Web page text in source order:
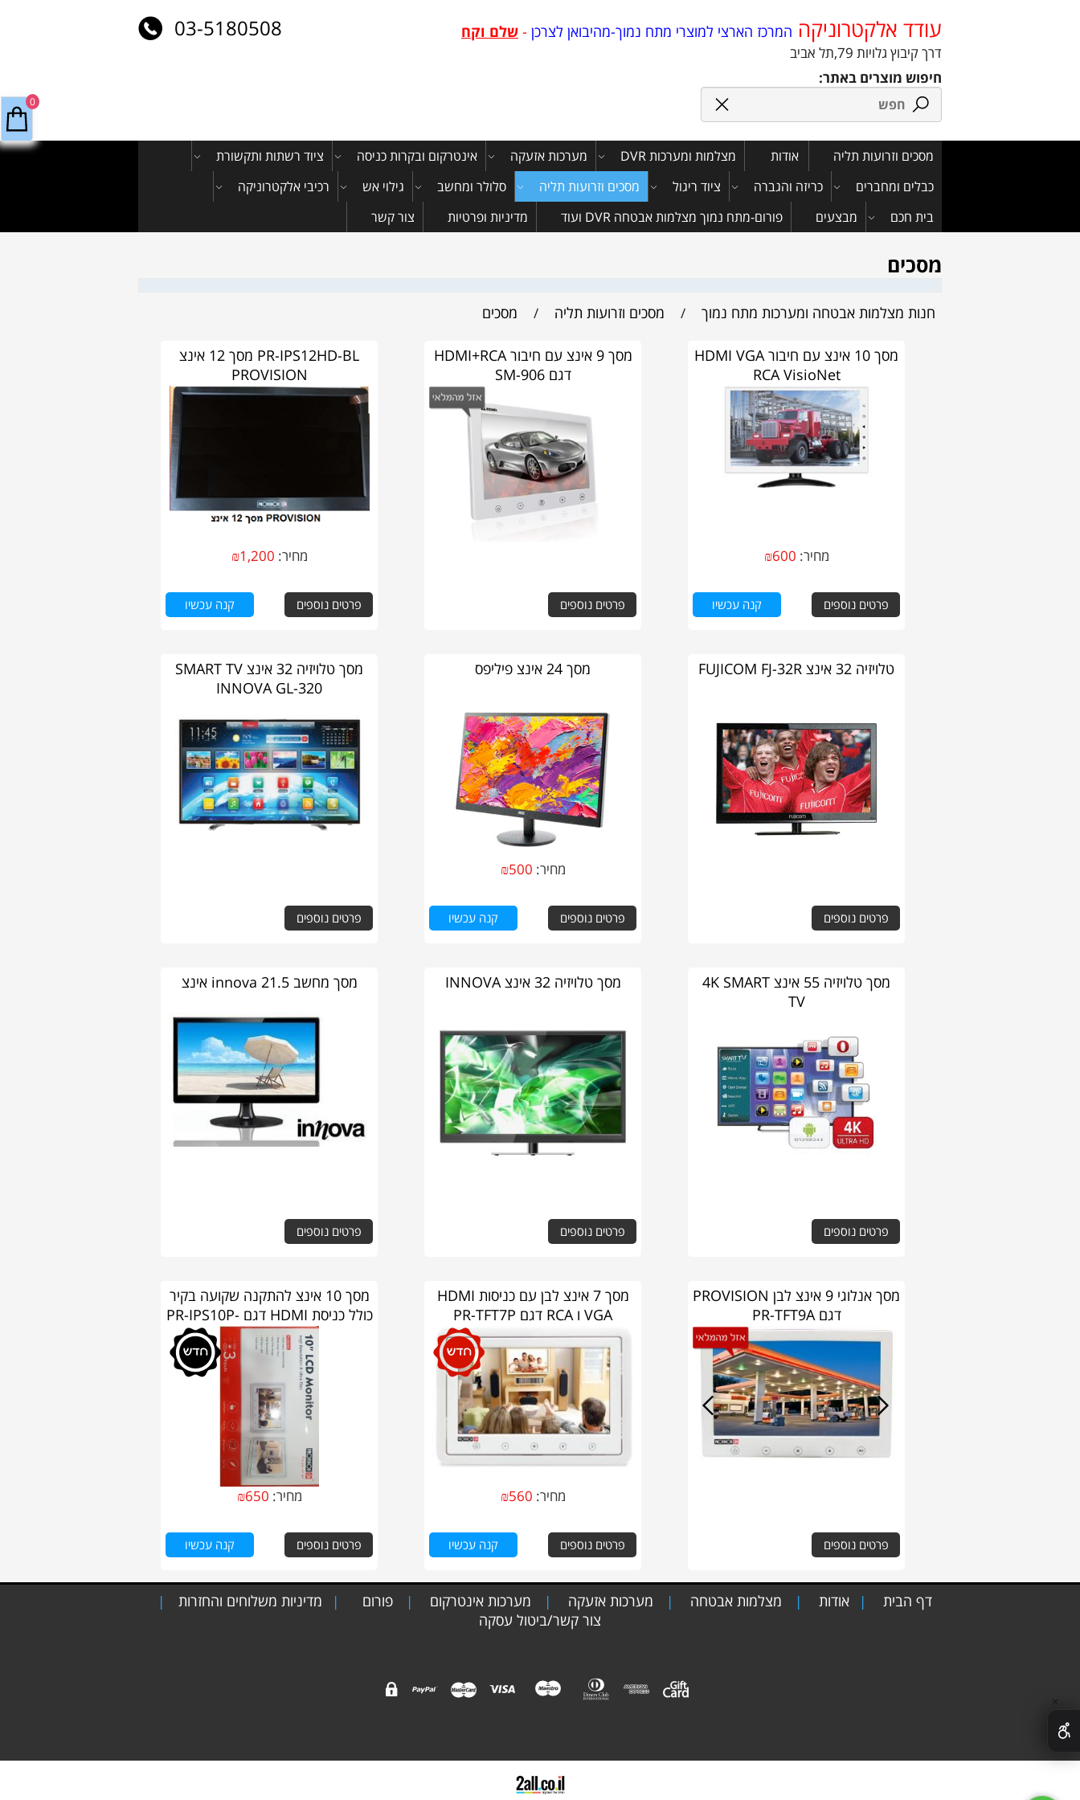
עודד אלקטרוניקה המרכז הארצי למוצרי מתח נמוך-מהיבואן לצרכן - שלם וקח
דרך קיבוץ גלויות 79,תל אביב
03-5180508
חיפוש מוצרים באתר:
מסכים וזרועות תליה אודות מצלמות ומערכות DVR מערכות אזעקה אינטרקום ובקרות כניסה
ציוד רשתות ותקשורת
כבלים ומחברים
כריזה והגברה ציוד ריגול מסכים וזרועות תליה סלולר ומחשב גילוי אש
רכיבי אלקטרוניקה
בית חכם
מבצעים פורום-מתח נמוך מצלמות אבטחה DVR ועוד מדיניות ופרטיות צור קשר
מסכים
חנות מצלמות אבטחה ומערכות מתח נמוך / מסכים וזרועות תליה / מסכים
0
מסך 10 אינצ עם חיבור HDMI VGA
RCA VisioNet
מחיר: ₪600
פרטים נוספים קנה עכשיו
מסך 9 אינצ עם חיבור HDMI+RCA
דגם SM-906
פרטים נוספים
PR-IPS12HD-BL מסך 12 אינצ
PROVISION
מחיר: ₪1,200
פרטים נוספים קנה עכשיו
טלויזיה 32 אינצ FUJICOM FJ-32R
פרטים נוספים
מסך 24 אינצ פיליפס
מחיר: ₪500
פרטים נוספים קנה עכשיו
מסך טלויזיה 32 אינצ SMART TV
INNOVA GL-320
פרטים נוספים
מסך טלויזיה 55 אינצ 4K SMART
TV
פרטים נוספים
מסך טלויזיה 32 אינצ INNOVA
פרטים נוספים
מסך מחשב innova 21.5 אינצ
פרטים נוספים
מסך אנלוגי 9 אינצ לבן PROVISION
דגם PR-TFT9A
פרטים נוספים
מסך 7 אינצ לבן עם כניסות HDMI
VGA ו RCA דגם PR-TFT7P
מחיר: ₪560
פרטים נוספים קנה עכשיו
מסך 10 אינצ להתקנה שקועה בקיר
כולל כניסת HDMI דגם PR-IPS10P-
W
מחיר: ₪650
פרטים נוספים קנה עכשיו
דף הבית | אודות | מצלמות אבטחה | מערכות אזעקה | מערכות אינטרקום | פורום | מדיניות משלוחים והחזרות |
צור קשר/ביטול עסקה